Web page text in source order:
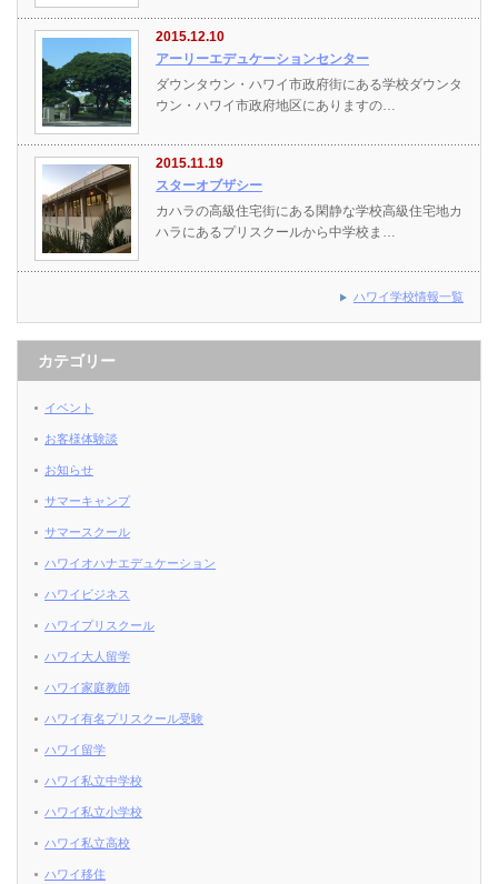
2015.12.10
アーリーエデュケーションセンター
ダウンタウン・ハワイ市政府街にある学校ダウンタ
ウン・ハワイ市政府地区にありますの…
2015.11.19
スターオブザシー
カハラの高級住宅街にある閑静な学校高級住宅地カ
ハラにあるプリスクールから中学校ま…
ハワイ学校情報一覧
カテゴリー
イベント
お客様体験談
お知らせ
サマーキャンプ
サマースクール
ハワイオハナエデュケーション
ハワイビジネス
ハワイプリスクール
ハワイ大人留学
ハワイ家庭教師
ハワイ有名プリスクール受験
ハワイ留学
ハワイ私立中学校
ハワイ私立小学校
ハワイ私立高校
ハワイ移住